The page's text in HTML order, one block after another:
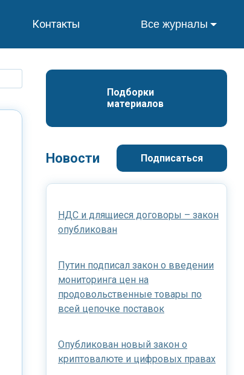
Контакты Все журналы
Подборки
материалов
Новости Подписаться
НДС и длящиеся договоры – закон
опубликован
Путин подписал закон о введении
мониторинга цен на
продовольственные товары по
всей цепочке поставок
Опубликован новый закон о
криптовалюте и цифровых правах